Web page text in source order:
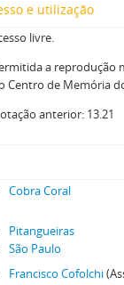
e utilização
livre.
a reprodução
Centro de Memória
anterior: 13.21
Cobra Coral
Pitangueiras
São Paulo
Francisco Cofolchi